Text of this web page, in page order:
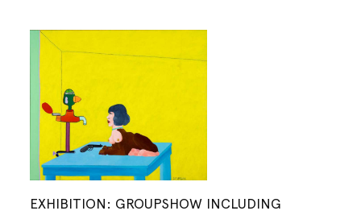
EXHIBITION: GROUPSHOW INCLUDING